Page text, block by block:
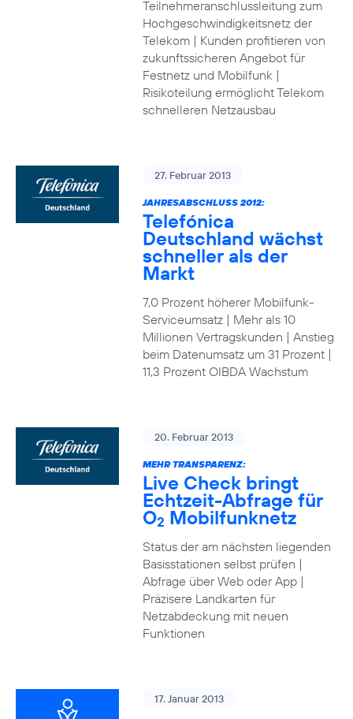
Teilnehmeranschlussleitung zum
Hochgeschwindigkeitsnetz der
Telekom | Kunden profitieren von
zukunftssicheren Angebot für
Festnetz und Mobilfunk |
Risikoteilung ermöglicht Telekom
schnelleren Netzausbau
27. Februar 2013
JAHRESABSCHLUSS 2012:
Telefónica
Deutschland wächst
schneller als der
Markt
7,0 Prozent höherer Mobilfunk-
Serviceumsatz | Mehr als 10
Millionen Vertragskunden | Anstieg
beim Datenumsatz um 31 Prozent |
11,3 Prozent OIBDA Wachstum
20. Februar 2013
MEHR TRANSPARENZ:
Live Check bringt
Echtzeit-Abfrage für
O2 Mobilfunknetz
Status der am nächsten liegenden
Basisstationen selbst prüfen |
Abfrage über Web oder App |
Präzisere Landkarten für
Netzabdeckung mit neuen
Funktionen
17. Januar 2013